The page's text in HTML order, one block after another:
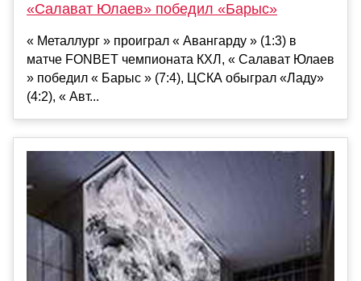
«Салават Юлаев» победил «Барыс»
« Металлург » проиграл « Авангарду » (1:3) в
матче FONBET чемпионата КХЛ, « Салават Юлаев
» победил « Барыс » (7:4), ЦСКА обыграл «Ладу»
(4:2), « Авт...